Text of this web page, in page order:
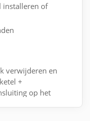
installeren of
verwijderen en
+
op het